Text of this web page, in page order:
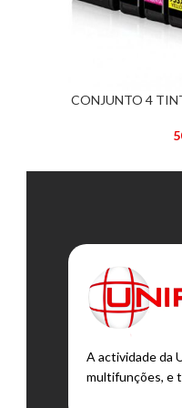
ADICIONAR
CONJUNTO 4
A actividade da
multifunções, e